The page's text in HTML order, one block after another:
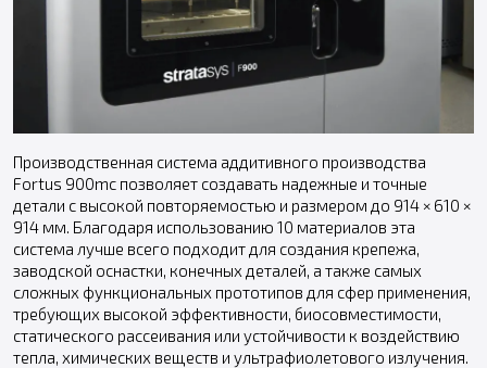
Производственная система аддитивного производства
Fortus 900mc позволяет создавать надежные и точные
детали с высокой повторяемостью и размером до 914 × 610 ×
914 мм. Благодаря использованию 10 материалов эта
система лучше всего подходит для создания крепежа,
заводской оснастки, конечных деталей, а также самых
сложных функциональных прототипов для сфер применения,
требующих высокой эффективности, биосовместимости,
статического рассеивания или устойчивости к воздействию
тепла, химических веществ и ультрафиолетового излучения.